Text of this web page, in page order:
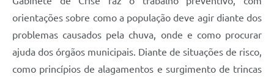
orientações sobre como a população deve agir diante dos
problemas causados pela chuva, onde e como procurar
ajuda dos órgãos municipais. Diante de situações de risco,
como princípios de alagamentos e surgimento de trincas